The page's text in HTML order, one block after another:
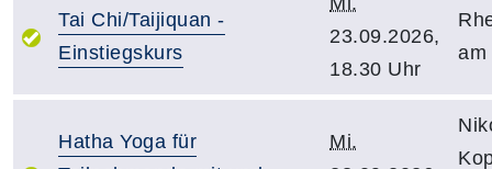
Tai Chi/Taijiquan -
Einstiegskurs
23.09.2026,
18.30 Uhr
am
Hatha Yoga für
Mi.